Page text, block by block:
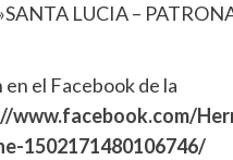
LUCIA –
el Facebook de la
www.facebook.com/
1502171480106746/